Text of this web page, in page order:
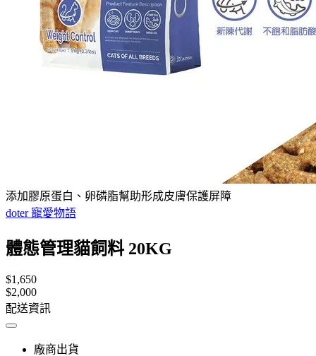
添加膠原蛋白、卵磷脂幫助形成皮膚保護屏障
doter 寵愛物語
體態管理貓飼料 20KG
$1,650
$2,000
配送資訊
廠商出貨